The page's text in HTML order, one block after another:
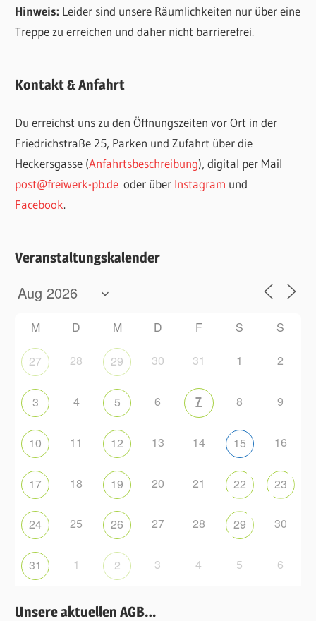
Hinweis: Leider sind unsere Räumlichkeiten nur über eine
Treppe zu erreichen und daher nicht barrierefrei.
Kontakt & Anfahrt
Du erreichst uns zu den Öffnungszeiten vor Ort in der
Friedrichstraße 25, Parken und Zufahrt über die
Heckersgasse (Anfahrtsbeschreibung), digital per Mail
post@freiwerk-pb.de oder über Instagram und
Facebook.
Veranstaltungskalender
M D M D F S S
27 28 29 30 31 1 2
3 4 5 6 7 8 9
10 11 12 13 14 15 16
17 18 19 20 21 22 23
24 25 26 27 28 29 30
31 1 2 3 4 5 6
Unsere aktuellen AGB…